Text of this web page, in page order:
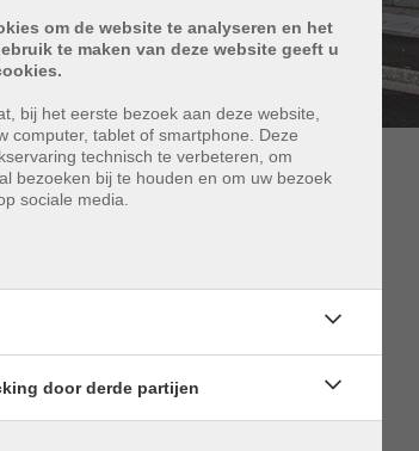
om de website te analyseren en het
te maken van deze website geeft u
bij het eerste bezoek aan deze website,
computer, tablet of smartphone. Deze
technisch te verbeteren, om
bezoeken bij te houden en om uw bezoek
sociale media.
door derde partijen